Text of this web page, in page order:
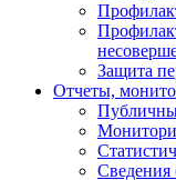
Защита
Отчеты,
Сведения